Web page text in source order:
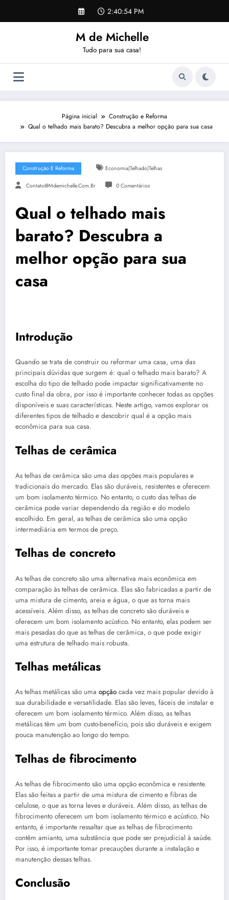
o
2:40:54 PM
M de Michelle
Tudo para sua casa!
Página inicial
Construção e Reforma
Qual o telhado mais barato? Descubra a melhor opção para sua casa
Construção E Reforma Economia|telhado|telhas
Contato@mdemichelle.com.br 0 Comentários
Qual o telhado mais
barato? Descubra a
melhor opção para sua
casa
Introdução
Quando se trata de construir ou reformar uma casa, uma das
principais dúvidas que surgem é: qual o telhado mais barato? A
escolha do tipo de telhado pode impactar significativamente no
custo final da obra, por isso é importante conhecer todas as opções
disponíveis e suas características. Neste artigo, vamos explorar os
diferentes tipos de telhado e descobrir qual é a opção mais
econômica para sua casa.
Telhas de cerâmica
As telhas de cerâmica são uma das opções mais populares e
tradicionais do mercado. Elas são duráveis, resistentes e oferecem
um bom isolamento térmico. No entanto, o custo das telhas de
cerâmica pode variar dependendo da região e do modelo
escolhido. Em geral, as telhas de cerâmica são uma opção
intermediária em termos de preço.
Telhas de concreto
As telhas de concreto são uma alternativa mais econômica em
comparação às telhas de cerâmica. Elas são fabricadas a partir de
uma mistura de cimento, areia e água, o que as torna mais
acessíveis. Além disso, as telhas de concreto são duráveis e
oferecem um bom isolamento acústico. No entanto, elas podem ser
mais pesadas do que as telhas de cerâmica, o que pode exigir
uma estrutura de telhado mais robusta.
Telhas metálicas
As telhas metálicas são uma opção cada vez mais popular devido à
sua durabilidade e versatilidade. Elas são leves, fáceis de instalar e
oferecem um bom isolamento térmico. Além disso, as telhas
metálicas têm um bom custo-benefício, pois são duráveis e exigem
pouca manutenção ao longo do tempo.
Telhas de fibrocimento
As telhas de fibrocimento são uma opção econômica e resistente.
Elas são feitas a partir de uma mistura de cimento e fibras de
celulose, o que as torna leves e duráveis. Além disso, as telhas de
fibrocimento oferecem um bom isolamento térmico e acústico. No
entanto, é importante ressaltar que as telhas de fibrocimento
contêm amianto, uma substância que pode ser prejudicial à saúde.
Por isso, é importante tomar precauções durante a instalação e
manutenção dessas telhas.
Conclusão